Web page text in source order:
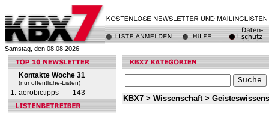
Samstag, den 08.08.2026
Kontakte Woche 31
(nur öffentliche-Listen)
1. aerobictipps 143
KBX7 > Wissenschaft>